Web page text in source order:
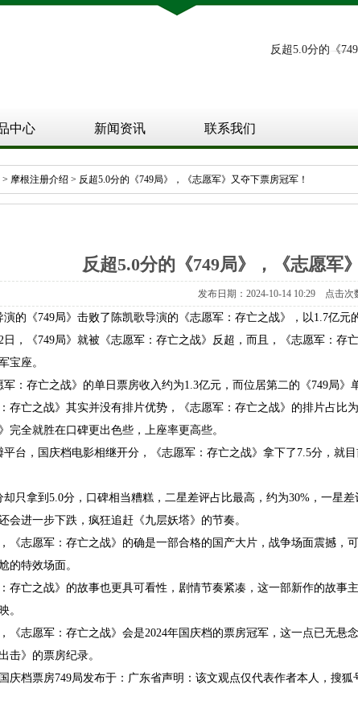
反超5.0分的《
中心 新闻资讯 联系我们
> 摩根注册介绍 > 反超5.0分的《749局》，《志愿军》又夺下票房冠军！
反超5.0分的《749局》，《志愿军
发布日期：2024-10-14 10:29 点击次
演的《749局》击败了陈凯歌导演的《志愿军：存亡之战》，以1.7亿元
日，《749局》就被《志愿军：存亡之战》反超，而且，《志愿军：存
宝座。
军：存亡之战》的单日票房收入约为1.3亿元，而位居第二的《749局》
存亡之战》其实并没有排片优势，《志愿军：存亡之战》的排片占比
完全就胜在口碑更出色些，上座率更高些。
平台，国庆档电影相继开分，《志愿军：存亡之战》拿下了7.5分，就
却只拿到5.0分，口碑相当糟糕，二星差评占比最高，约为30%，一星
会进一步下跌，疯狂追赶《九层妖塔》的节奏。
《志愿军：存亡之战》的确是一部合格的国产大片，战争场面震撼，
的特效场面。
存亡之战》的故事也更具可看性，剧情节奏紧凑，这一部新作的故事
。
《志愿军：存亡之战》会是2024年国庆档的票房冠军，这一点已无悬
击》的票房纪录。
庆档票房749局发布于：广东省声明：该文观点仅代表作者本人，搜